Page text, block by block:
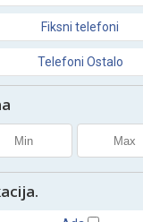
Fiksni telefoni
Telefoni Ostalo